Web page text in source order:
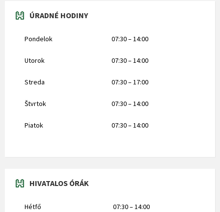
ÚRADNÉ HODINY
Pondelok 07:30 – 14:00
Utorok 07:30 – 14:00
Streda 07:30 – 17:00
Štvrtok 07:30 – 14:00
Piatok 07:30 – 14:00
HIVATALOS ÓRÁK
Hétfő 07:30 – 14:00